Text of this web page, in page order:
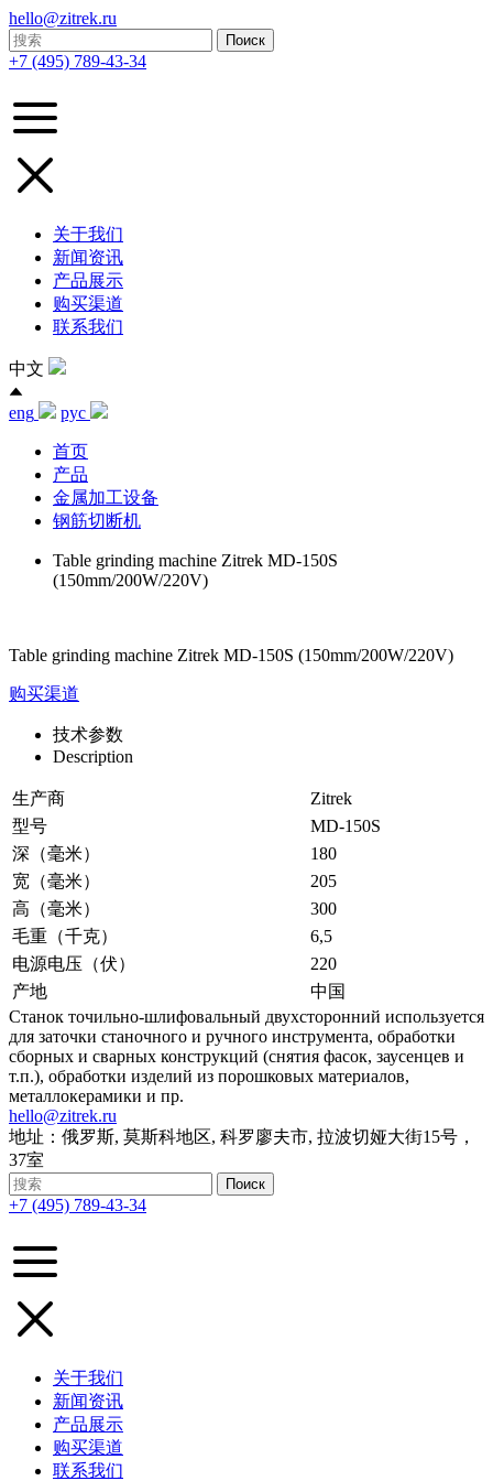
hello@zitrek.ru
+7 (495) 789-43-34
关于我们
新闻资讯
产品展示
购买渠道
联系我们
中文
eng рус
首页
产品
金属加工设备
钢筋切断机
Table grinding machine Zitrek MD-150S
(150mm/200W/220V)
Table grinding machine Zitrek MD-150S (150mm/200W/220V)
购买渠道
技术参数
Description
生产商
Zitrek
型号
MD-150S
深（毫米）
180
宽（毫米）
205
高（毫米）
300
毛重（千克）
6,5
电源电压（伏）
220
产地
中国
Станок точильно-шлифовальный двухсторонний используется
для заточки станочного и ручного инструмента, обработки
сборных и сварных конструкций (снятия фасок, заусенцев и
т.п.), обработки изделий из порошковых материалов,
металлокерамики и пр.
hello@zitrek.ru
地址：俄罗斯, 莫斯科地区, 科罗廖夫市, 拉波切娅大街15号，
37室
+7 (495) 789-43-34
关于我们
新闻资讯
产品展示
购买渠道
联系我们